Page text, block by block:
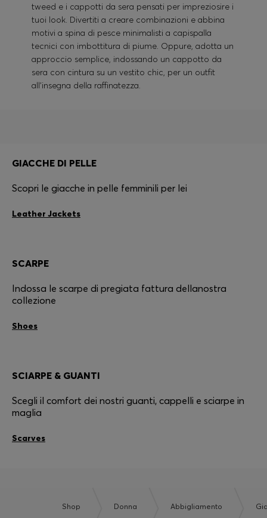
tweed e i cappotti da sera pensati per impreziosire i
tuoi look. Divertiti a creare combinazioni e abbina
motivi a spina di pesce minimalisti a capispalla
tecnici con imbottitura di piume. Oppure, adotta un
approccio semplice, indossando un cappotto da
sera con cintura su un vestito chic, per un outfit
all'insegna della raffinatezza.
GIACCHE DI PELLE
Scopri le giacche in pelle femminili per lei
Leather Jackets
SCARPE
Indossa le scarpe di pregiata fattura dellanostra
collezione
Shoes
SCIARPE & GUANTI
Scegli il comfort dei nostri guanti, cappelli e sciarpe in
maglia
Scarves
Shop Donna Abbigliamento